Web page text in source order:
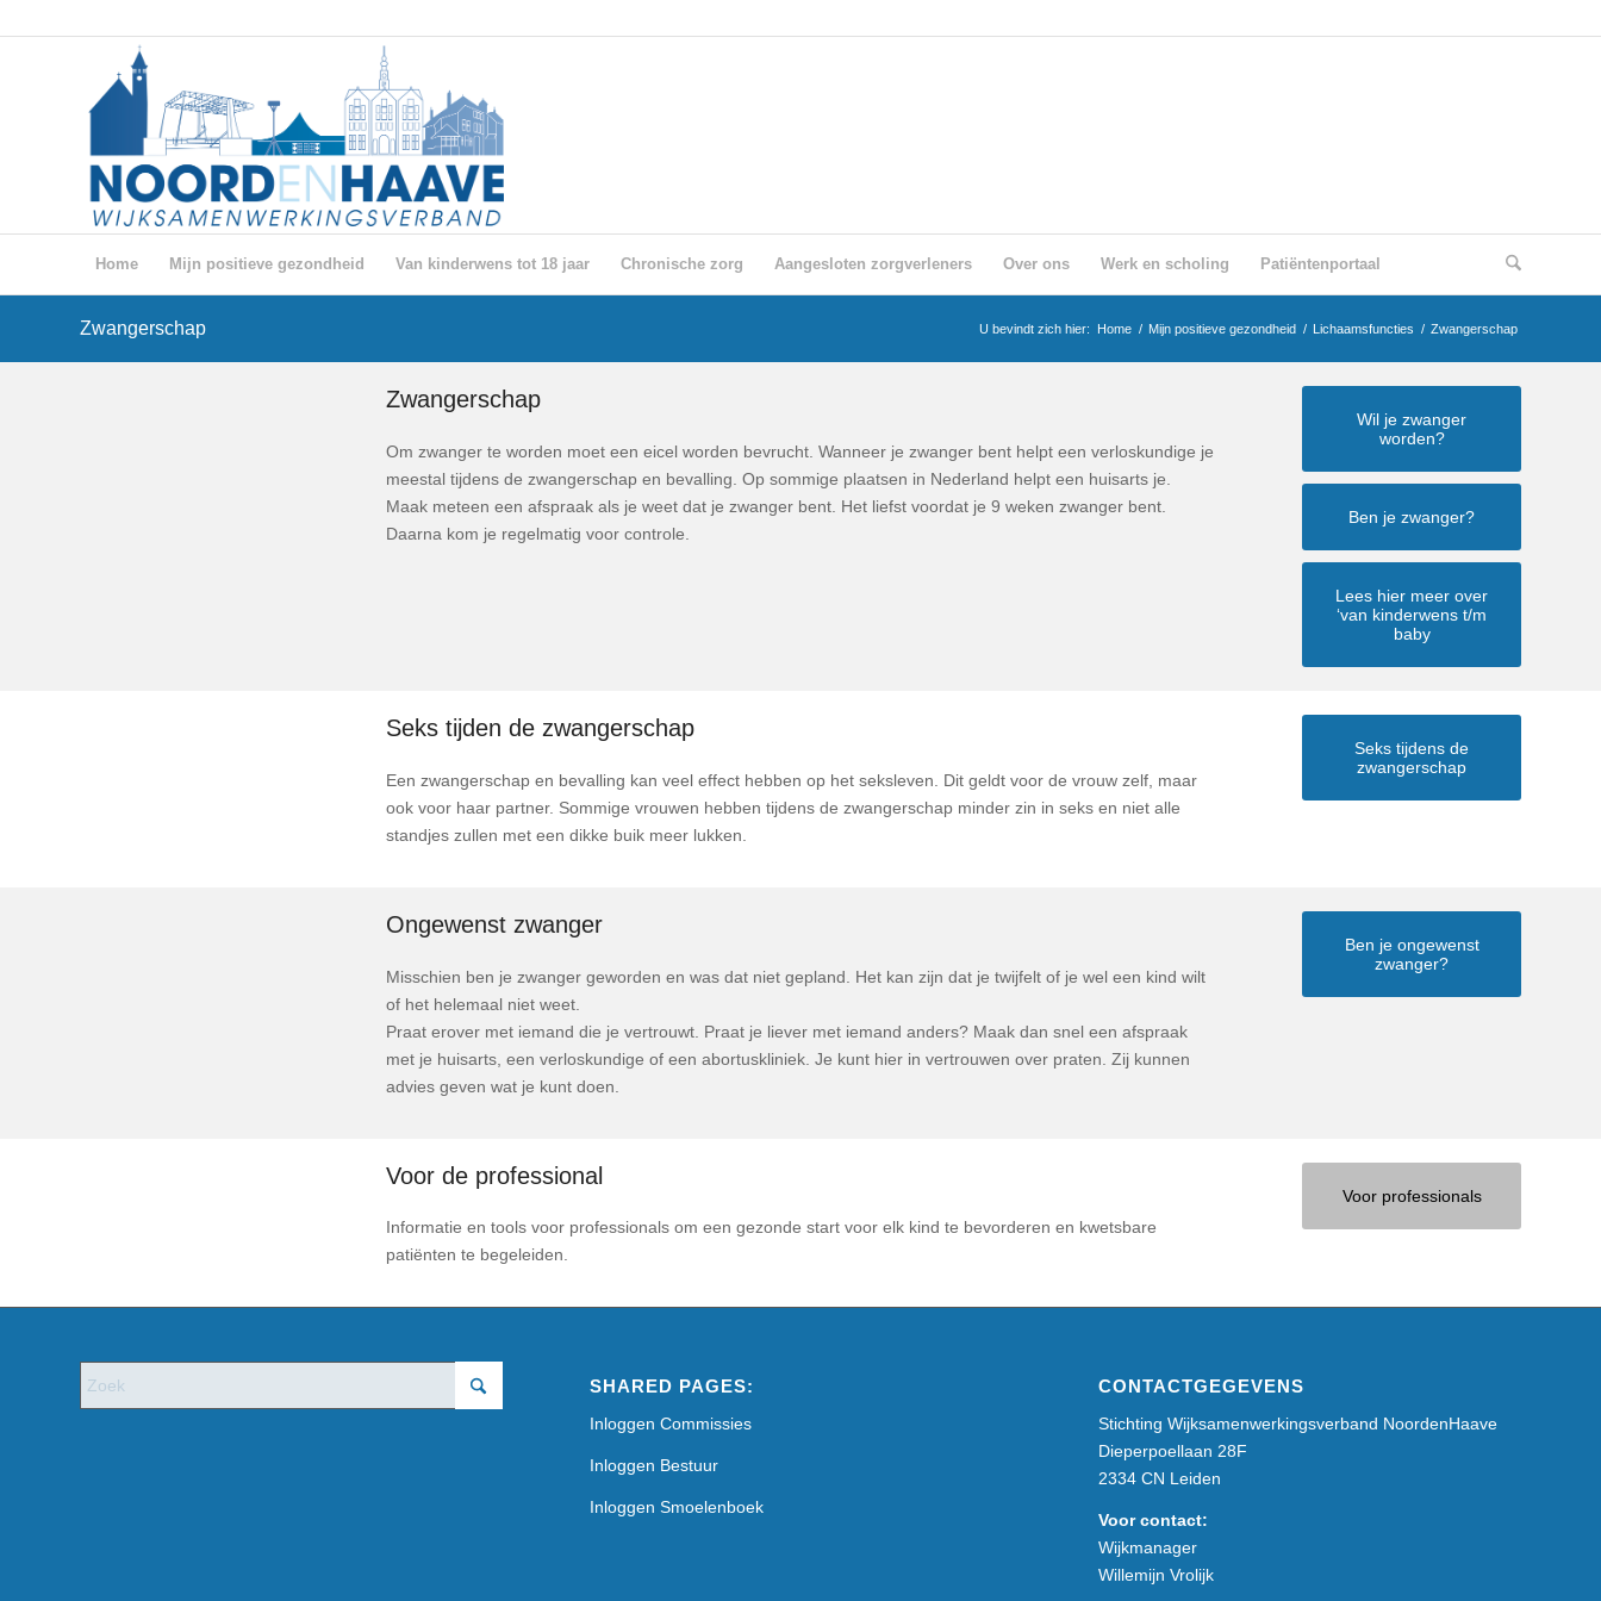
Home Mijn positieve gezondheid Van kinderwens tot 18 jaar Chronische zorg Aangesloten zorgverleners Over ons Werk en scholing Patiëntenportaal
Zwangerschap U bevindt zich hier: Home / Mijn positieve gezondheid / Lichaamsfuncties / Zwangerschap
Zwangerschap
Om zwanger te worden moet een eicel worden bevrucht. Wanneer je zwanger bent helpt een verloskundige je
meestal tijdens de zwangerschap en bevalling. Op sommige plaatsen in Nederland helpt een huisarts je.
Maak meteen een afspraak als je weet dat je zwanger bent. Het liefst voordat je 9 weken zwanger bent.
Daarna kom je regelmatig voor controle.
Wil je zwanger
worden?
Ben je zwanger?
Lees hier meer over
‘van kinderwens t/m
baby
Seks tijden de zwangerschap
Een zwangerschap en bevalling kan veel effect hebben op het seksleven. Dit geldt voor de vrouw zelf, maar
ook voor haar partner. Sommige vrouwen hebben tijdens de zwangerschap minder zin in seks en niet alle
standjes zullen met een dikke buik meer lukken.
Seks tijdens de
zwangerschap
Ongewenst zwanger
Misschien ben je zwanger geworden en was dat niet gepland. Het kan zijn dat je twijfelt of je wel een kind wilt
of het helemaal niet weet.
Praat erover met iemand die je vertrouwt. Praat je liever met iemand anders? Maak dan snel een afspraak
met je huisarts, een verloskundige of een abortuskliniek. Je kunt hier in vertrouwen over praten. Zij kunnen
advies geven wat je kunt doen.
Ben je ongewenst
zwanger?
Voor de professional
Informatie en tools voor professionals om een gezonde start voor elk kind te bevorderen en kwetsbare
patiënten te begeleiden.
Voor professionals
SHARED PAGES:
Inloggen Commissies
Inloggen Bestuur
Inloggen Smoelenboek
CONTACTGEGEVENS
Stichting Wijksamenwerkingsverband NoordenHaave
Dieperpoellaan 28F
2334 CN Leiden
Voor contact:
Wijkmanager
Willemijn Vrolijk